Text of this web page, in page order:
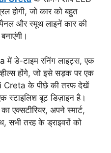
होगी, जो कार को बहुत
पैनल और स्मूथ लाइनें कार की
डे-टाइम रनिंग लाइट्स, एक
होंगे, जो इसे सड़क पर एक
Creta के पीछे की तरफ देखें
स्टाइलिश बूट डिज़ाइन है।
अपने स्मार्ट,
सभी तरह के ड्राइवरों को